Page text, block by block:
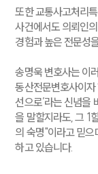
또한 교통사고처리
사건에서도 의뢰인
경험과 높은 전문성
송명욱 변호사는 이
동산전문변호사이
선으로’라는 신념
을 말할지라도, 그 1
의 숙명"이라고 믿
하고 있습니다.